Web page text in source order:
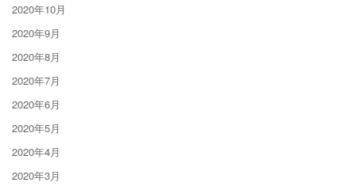
2020年10月
2020年9月
2020年8月
2020年7月
2020年6月
2020年5月
2020年4月
2020年3月